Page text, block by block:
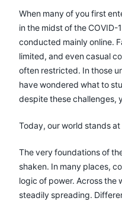
When many of you first
in the midst of the
conducted mainly online.
limited, and even casual
often restricted. In those
have wondered what to
despite these challenges,
Today, our world stands
The very foundations of
shaken. In many places,
logic of power. Across the
steadily spreading.